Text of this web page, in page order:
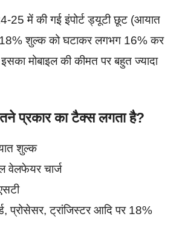
25 में की गई इंपोर्ट ड्यूटी छूट (आयात
शुल्क को घटाकर लगभग 16% कर
मोबाइल की कीमत पर बहुत ज्यादा
प्रकार का टैक्स लगता है?
शुल्क
वेलफेयर चार्ज
प्रोसेसर, ट्रांजिस्टर आदि पर 18%